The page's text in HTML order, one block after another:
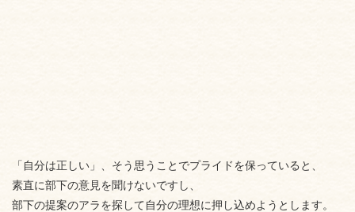
「自分は正しい」、そう思うことでプライドを保っていると、
素直に部下の意見を聞けないですし、
部下の提案のアラを探して自分の理想に押し込めようとします。